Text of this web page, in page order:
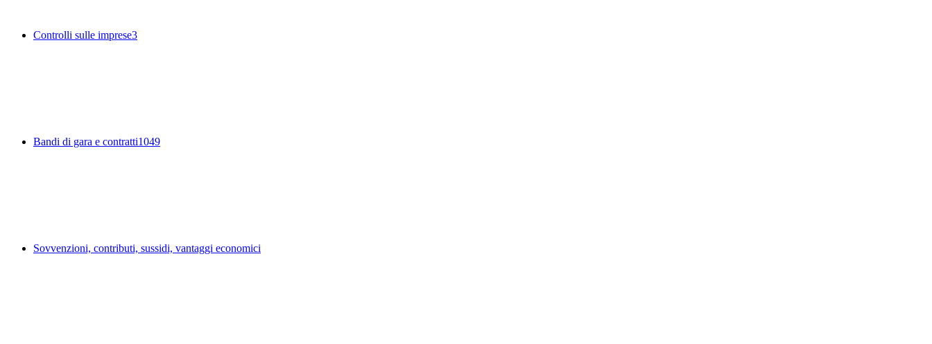
Controlli sulle imprese3
Bandi di gara e contratti1049
Sovvenzioni, contributi, sussidi, vantaggi economici